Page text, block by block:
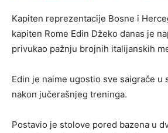
Kapiten reprezentacije Bosne i
kapiten Rome Edin Džeko danas je
privukao pažnju brojnih italijanskih
Edin je naime ugostio sve saigrače u
nakon jučerašnjeg treninga.
Postavio je stolove pored bazena u